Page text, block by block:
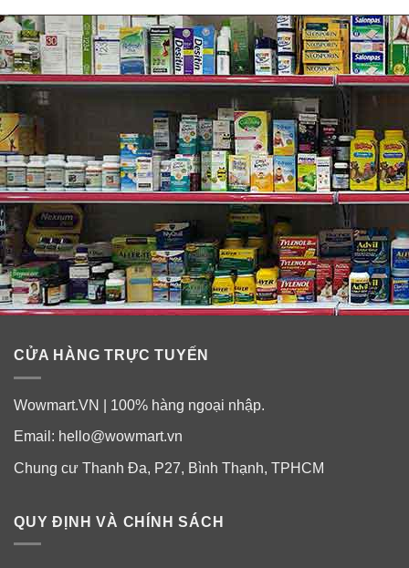
CỬA HÀNG TRỰC TUYẾN
Wowmart.VN | 100% hàng ngoại nhập.
Email: hello@wowmart.vn
Chung cư Thanh Đa, P27, Bình Thạnh, TPHCM
QUY ĐỊNH VÀ CHÍNH SÁCH